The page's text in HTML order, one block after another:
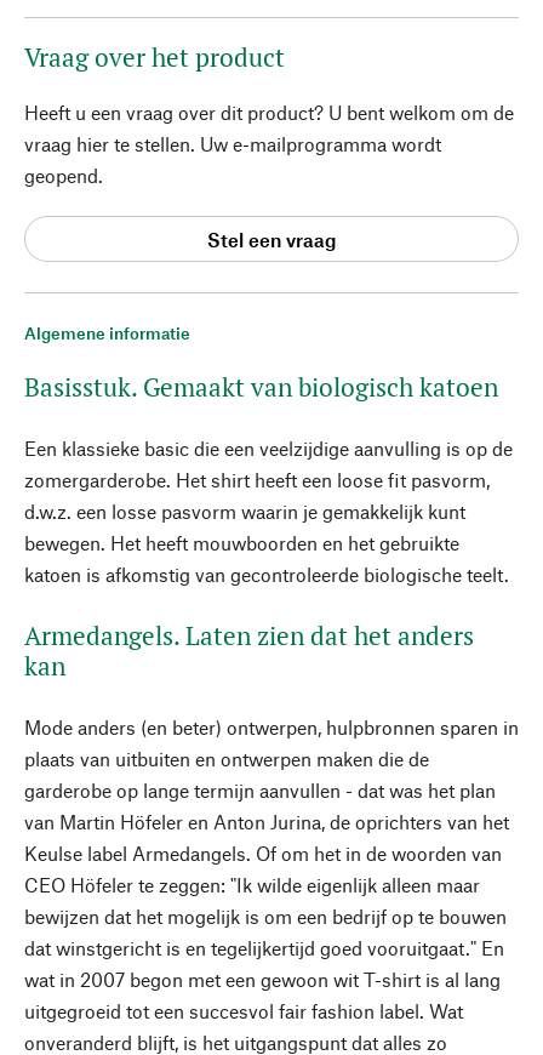
Algemene informatie
Basisstuk. Gemaakt van biologisch katoen
Een klassieke basic die een veelzijdige aanvulling is op de
zomergarderobe. Het shirt heeft een loose fit pasvorm,
d.w.z. een losse pasvorm waarin je gemakkelijk kunt
bewegen. Het heeft mouwboorden en het gebruikte
katoen is afkomstig van gecontroleerde biologische teelt.
Armedangels. Laten zien dat het anders
kan
Mode anders (en beter) ontwerpen, hulpbronnen sparen in
plaats van uitbuiten en ontwerpen maken die de
garderobe op lange termijn aanvullen - dat was het plan
van Martin Höfeler en Anton Jurina, de oprichters van het
Keulse label Armedangels. Of om het in de woorden van
CEO Höfeler te zeggen: "Ik wilde eigenlijk alleen maar
bewijzen dat het mogelijk is om een bedrijf op te bouwen
dat winstgericht is en tegelijkertijd goed vooruitgaat." En
wat in 2007 begon met een gewoon wit T-shirt is al lang
uitgegroeid tot een succesvol fair fashion label. Wat
onveranderd blijft, is het uitgangspunt dat alles zo
Vraag over het product
Heeft u een vraag over dit product? U bent welkom om de
vraag hier te stellen. Uw e-mailprogramma wordt
geopend.
Stel een vraag